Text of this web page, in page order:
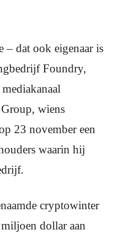
– dat ook eigenaar is
Foundry,
wiens
23 november een
waarin hij
cryptowinter
dollar aan